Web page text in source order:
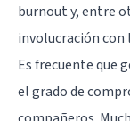
burnout y, entre
involucración con
Es frecuente que
el grado de